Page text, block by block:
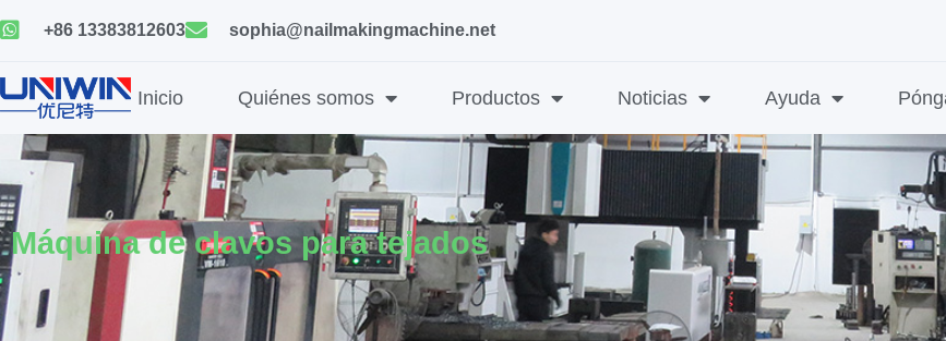
al
+86 13383812603 sophia@nailmakingmachine.net
Inicio Quiénes somos Productos Noticias Ayuda
Máquina de clavos para tejados